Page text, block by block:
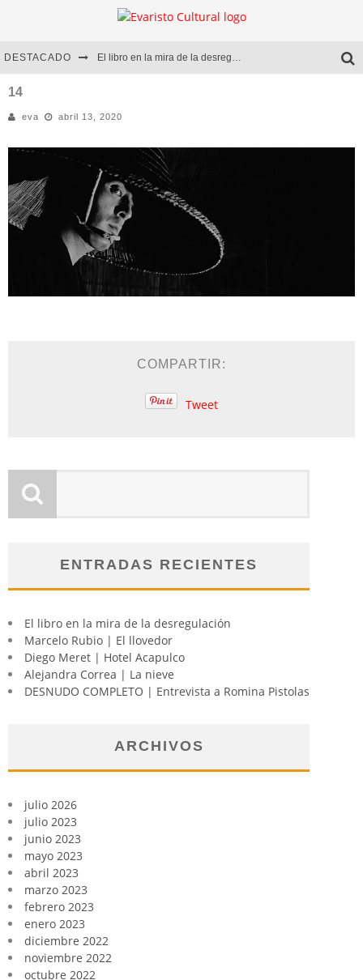
DESTACADO El libro en la mira de la desregulación
Diego Meret | Hotel Acapulco
Alejandra Correa | La nieve
14
eva abril 13, 2020
COMPARTIR:
Tweet
ENTRADAS RECIENTES
El libro en la mira de la desregulación
Marcelo Rubio | El llovedor
Diego Meret | Hotel Acapulco
Alejandra Correa | La nieve
DESNUDO COMPLETO | Entrevista a Romina Pistolas
ARCHIVOS
julio 2026
julio 2023
junio 2023
mayo 2023
abril 2023
marzo 2023
febrero 2023
enero 2023
diciembre 2022
noviembre 2022
octubre 2022